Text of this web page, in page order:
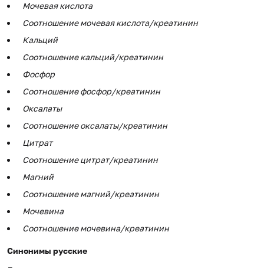
Мочевая кислота
Соотношение мочевая кислота/креатинин
Кальций
Соотношение кальций/креатинин
Фосфор
Соотношение фосфор/креатинин
Оксалаты
Соотношение оксалаты/креатинин
Цитрат
Соотношение цитрат/креатинин
Магний
Соотношение магний/креатинин
Мочевина
Соотношение мочевина/креатинин
Синонимы русские